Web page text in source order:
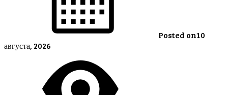
Posted on10
августа, 2026